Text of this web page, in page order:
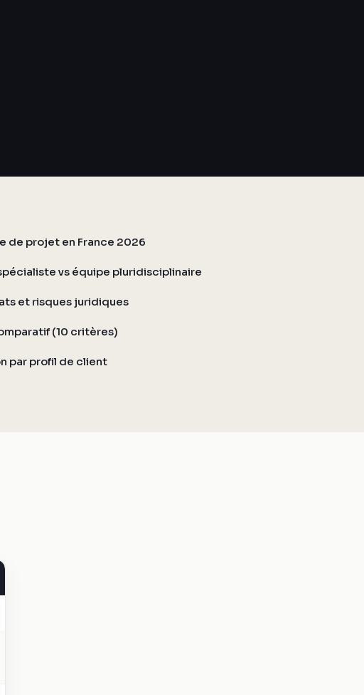
de projet en France 2026
vs équipe pluridisciplinaire
et risques juridiques
(10 critères)
par profil de client